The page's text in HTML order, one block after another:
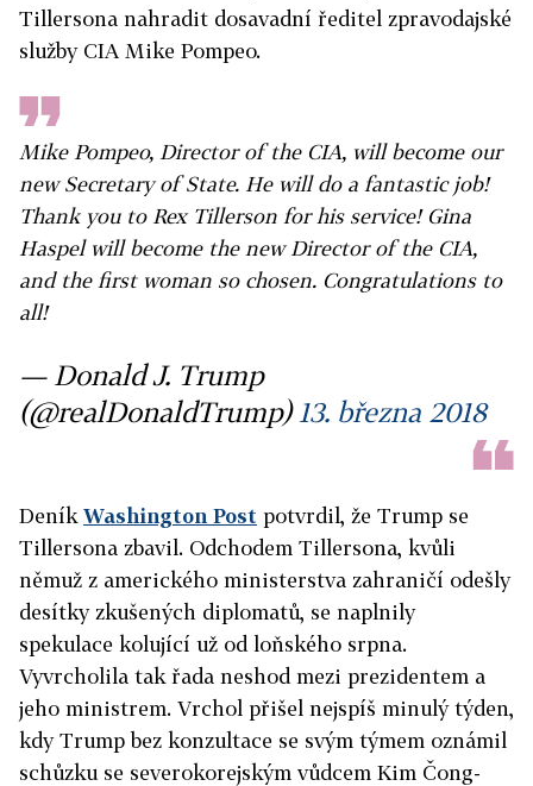
Tillersona nahradit dosavadní ředitel zpravodajské
služby CIA Mike Pompeo.
Mike Pompeo, Director of the CIA, will become our
new Secretary of State. He will do a fantastic job!
Thank you to Rex Tillerson for his service! Gina
Haspel will become the new Director of the CIA,
and the first woman so chosen. Congratulations to
all!
— Donald J. Trump
(@realDonaldTrump) 13. března 2018
Deník Washington Post potvrdil, že Trump se
Tillersona zbavil. Odchodem Tillersona, kvůli
němuž z amerického ministerstva zahraničí odešly
desítky zkušených diplomatů, se naplnily
spekulace kolující už od loňského srpna.
Vyvrcholila tak řada neshod mezi prezidentem a
jeho ministrem. Vrchol přišel nejspíš minulý týden,
kdy Trump bez konzultace se svým týmem oznámil
schůzku se severokorejským vůdcem Kim Čong-